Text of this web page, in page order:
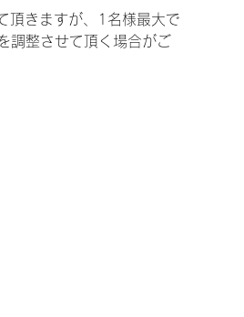
頂きますが、1名様最大で
調整させて頂く場合がご